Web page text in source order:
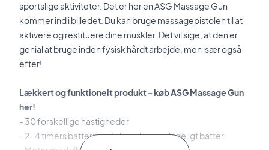
sportslige aktiviteter. Det er her en ASG Massage Gun
kommer ind i billedet. Du kan bruge massagepistolen til at
aktivere og restituere dine muskler. Det vil sige, at den er
genial at bruge inden fysisk hårdt arbejde, men især også
efter!
Lækkert og funktionelt produkt - køb ASG Massage Gun
her!
- 30 forskellige hastigheder
- 2-4 timers batterilevetid med genopladeligt batteri